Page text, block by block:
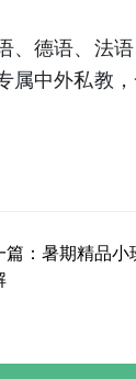
、德语、法
属中外私教
篇：暑期精品